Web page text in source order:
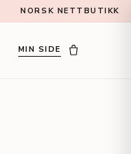
NORSK NETTBUTIKK
MIN SIDE